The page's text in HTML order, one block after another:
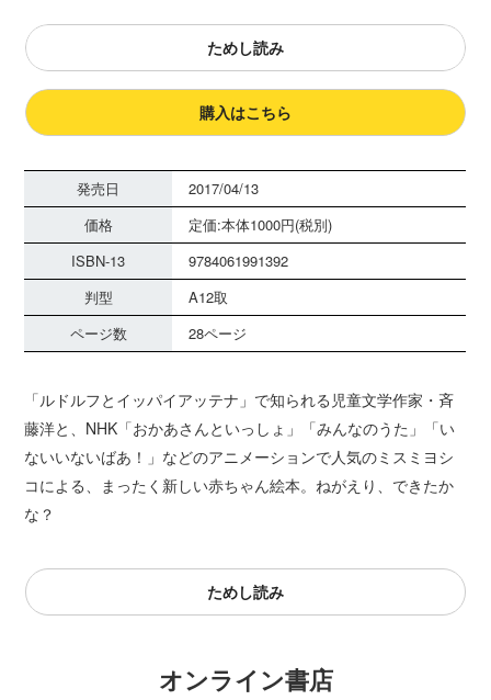
ためし読み
購入はこちら
発売日
2017/04/13
価格
定価:本体1000円(税別)
ISBN-13
9784061991392
判型
A12取
ページ数
28ページ
「ルドルフとイッパイアッテナ」で知られる児童文学作家・斉
藤洋と、NHK「おかあさんといっしょ」「みんなのうた」「い
ないいないばあ！」などのアニメーションで人気のミスミヨシ
コによる、まったく新しい赤ちゃん絵本。ねがえり、できたか
な？
ためし読み
オンライン書店